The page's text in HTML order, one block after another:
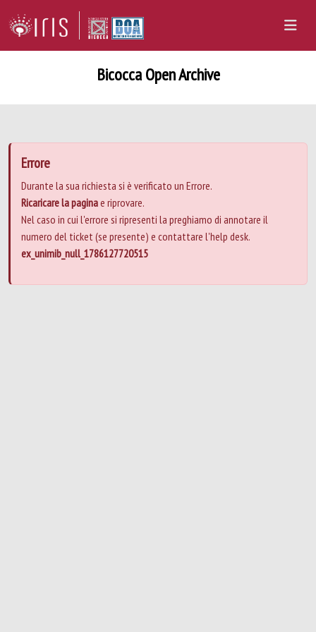
Bicocca Open Archive
Errore
Durante la sua richiesta si è verificato un Errore.
Ricaricare la paginae riprovare.
Nel caso in cui l'errore si ripresenti la preghiamo di annotare il
numero del ticket (se presente) e contattare l'help desk.
ex_unimib_null_1786127720515